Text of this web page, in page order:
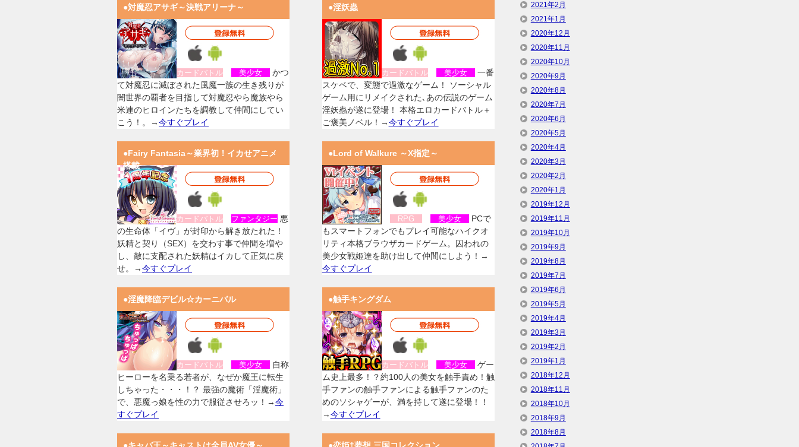
●対魔忍アサギ～決戦アリーナ～
カードバトル 美少女
かつ
て対魔忍に滅ぼされた風魔一族の生き残りが
闇世界の覇者を目指して対魔忍やら魔族やら
米連のヒロインたちを調教して仲間にしてい
こう！。→今すぐプレイ
●淫妖蟲
カードバトル 美少女
一番
スケベで、変態で過激なゲーム！ ソーシャル
ゲーム用にリメイクされた､あの伝説のゲーム
淫妖蟲が遂に登場！ 本格エロカードバトル＋
ご褒美ノベル！→今すぐプレイ
●Fairy Fantasia～業界初！イカせアニメ
搭載
カードバトル ファンタジー 悪
の生命体「イヴ」が封印から解き放たれた！
妖精と契り（SEX）を交わす事で仲間を増や
し、敵に支配された妖精はイカして正気に戻
せ。→今すぐプレイ
●Lord of Walkure ～X指定～
RPG 美少女
PCで
もスマートフォンでもプレイ可能なハイクオ
リティ本格ブラウザカードゲーム。囚われの
美少女戦姫達を助け出して仲間にしよう！→
今すぐプレイ
●淫魔降臨デビル☆カーニバル
カードバトル 美少女
自称
ヒーローを名乗る若者が、なぜか魔王に転生
しちゃった・・・！？ 最強の魔術「淫魔術」
で、悪魔っ娘を性の力で服従させろッ！→今
すぐプレイ
●触手キングダム
カードバトル 美少女
ゲー
ム史上最多！？約100人の美女を触手責め！触
手ファンの触手ファンによる触手ファンのた
めのソシャゲーが、満を持して遂に登場！！
→今すぐプレイ
2021年2月
2021年1月
2020年12月
2020年11月
2020年10月
2020年9月
2020年8月
2020年7月
2020年6月
2020年5月
2020年4月
2020年3月
2020年2月
2020年1月
2019年12月
2019年11月
2019年10月
2019年9月
2019年8月
2019年7月
2019年6月
2019年5月
2019年4月
2019年3月
2019年2月
2019年1月
2018年12月
2018年11月
2018年10月
2018年9月
2018年8月